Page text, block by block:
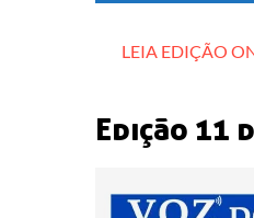
LEIA EDIÇÃO
Edição 11